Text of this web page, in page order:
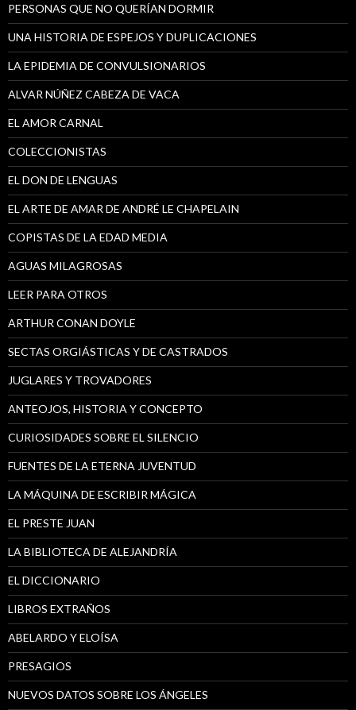
PERSONAS QUE NO QUERÍAN DORMIR
UNA HISTORIA DE ESPEJOS Y DUPLICACIONES
LA EPIDEMIA DE CONVULSIONARIOS
ALVAR NÚÑEZ CABEZA DE VACA
EL AMOR CARNAL
COLECCIONISTAS
EL DON DE LENGUAS
EL ARTE DE AMAR DE ANDRÉ LE CHAPELAIN
COPISTAS DE LA EDAD MEDIA
AGUAS MILAGROSAS
LEER PARA OTROS
ARTHUR CONAN DOYLE
SECTAS ORGIÁSTICAS Y DE CASTRADOS
JUGLARES Y TROVADORES
ANTEOJOS, HISTORIA Y CONCEPTO
CURIOSIDADES SOBRE EL SILENCIO
FUENTES DE LA ETERNA JUVENTUD
LA MÁQUINA DE ESCRIBIR MÁGICA
EL PRESTE JUAN
LA BIBLIOTECA DE ALEJANDRÍA
EL DICCIONARIO
LIBROS EXTRAÑOS
ABELARDO Y ELOÍSA
PRESAGIOS
NUEVOS DATOS SOBRE LOS ÁNGELES